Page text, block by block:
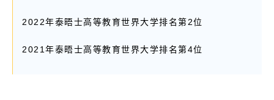
2022年泰晤士高等教育世界大学排名第2位
2021年泰晤士高等教育世界大学排名第4位